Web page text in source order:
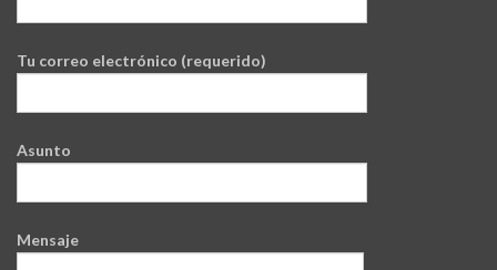
Tu correo electrónico (requerido)
Asunto
Mensaje